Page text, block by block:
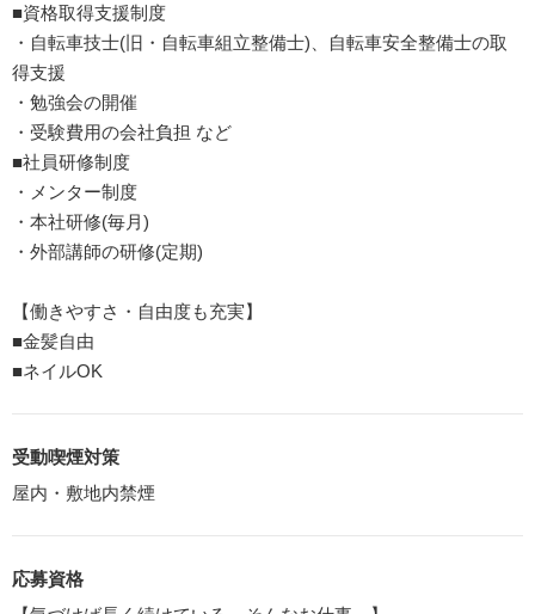
■資格取得支援制度
・自転車技士(旧・自転車組立整備士)、自転車安全整備士の取
得支援
・勉強会の開催
・受験費用の会社負担 など
■社員研修制度
・メンター制度
・本社研修(毎月)
・外部講師の研修(定期)
【働きやすさ・自由度も充実】
■金髪自由
■ネイルOK
受動喫煙対策
屋内・敷地内禁煙
応募資格